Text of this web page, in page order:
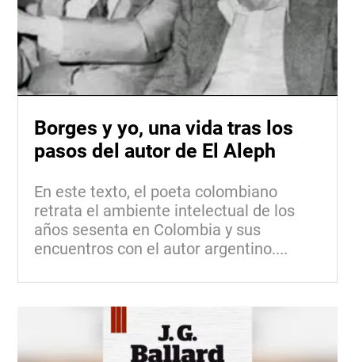
Borges y yo, una vida tras los
pasos del autor de El Aleph
En este texto, el poeta colombiano
retrata el ambiente intelectual de los
años sesenta en Colombia y sus
encuentros con el autor argentino....